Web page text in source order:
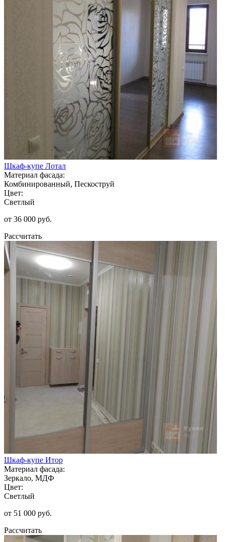
Шкаф-купе Лотал
Материал фасада:
Комбинированный, Пескоструй
Цвет:
Светлый
от 36 000 руб.
Рассчитать
Шкаф-купе Итор
Материал фасада:
Зеркало, МДФ
Цвет:
Светлый
от 51 000 руб.
Рассчитать